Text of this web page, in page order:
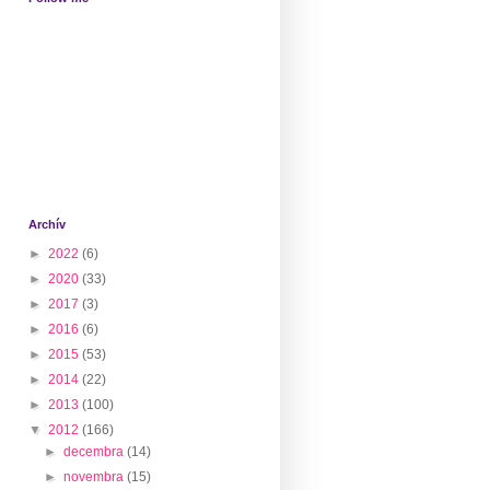
Archív
► 2022 (6)
► 2020 (33)
► 2017 (3)
► 2016 (6)
► 2015 (53)
► 2014 (22)
► 2013 (100)
▼ 2012 (166)
►decembra(14)
►novembra(15)